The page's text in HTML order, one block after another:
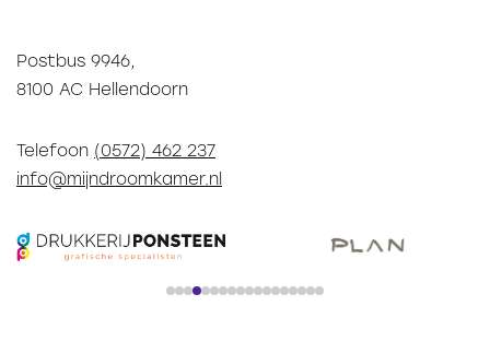
Postbus 9946,
8100 AC Hellendoorn
Telefoon (0572) 462 237
info@mijndroomkamer.nl